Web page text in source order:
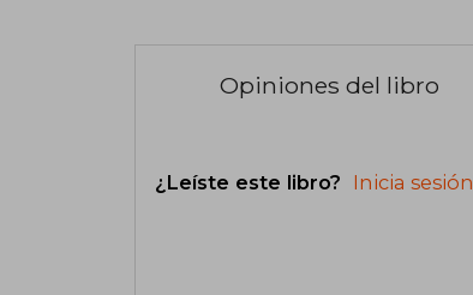
Opiniones del libro
¿Leíste este libro? Inicia sesión